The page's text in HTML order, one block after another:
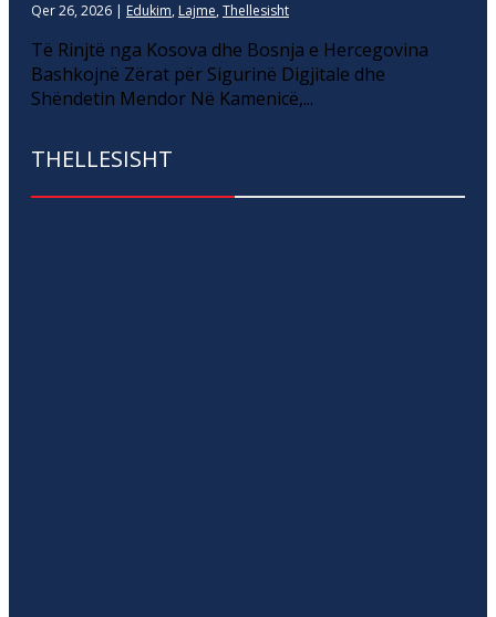
Qer 26, 2026 | Edukim, Lajme, Thellesisht
Të Rinjtë nga Kosova dhe Bosnja e Hercegovina
Bashkojnë Zërat për Sigurinë Digjitale dhe
Shëndetin Mendor Në Kamenicë,...
THELLESISHT